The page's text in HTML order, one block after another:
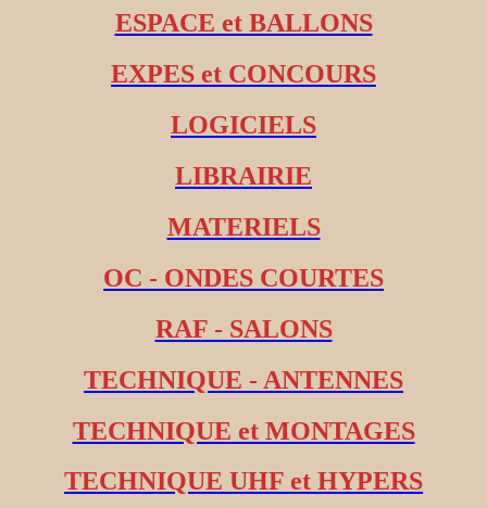
ESPACE et BALLONS
EXPES et CONCOURS
LOGICIELS
LIBRAIRIE
MATERIELS
OC - ONDES COURTES
RAF - SALONS
TECHNIQUE - ANTENNES
TECHNIQUE et MONTAGES
TECHNIQUE UHF et HYPERS